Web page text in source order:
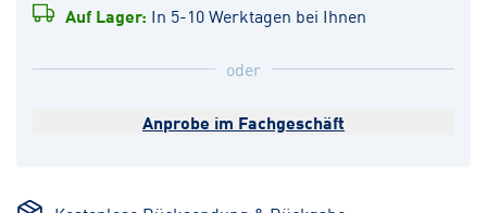
Auf Lager: In 5-10 Werktagen bei Ihnen
oder
Anprobe im Fachgeschäft